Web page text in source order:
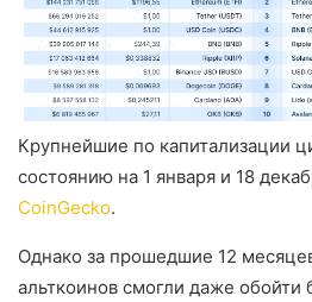
Крупнейшие по капитализации
состоянию на 1 января и 18
CoinGecko.
Однако за прошедшие 12
альткоинов смогли даже обойти